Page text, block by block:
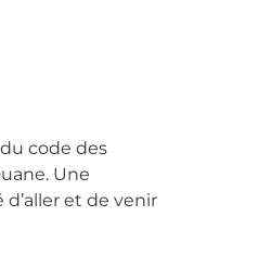
code des
Une
et de venir